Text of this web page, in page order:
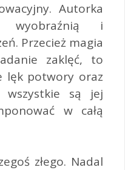
Autorka
wyobraźnią i
Przecież magia
zaklęć, to
lęk potwory oraz
są jej
w całą
złego. Nadal